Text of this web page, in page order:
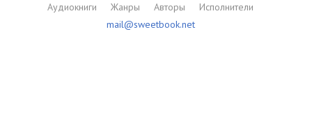
Аудиокниги Жанры Авторы
Исполнители
mail@sweetbook.net